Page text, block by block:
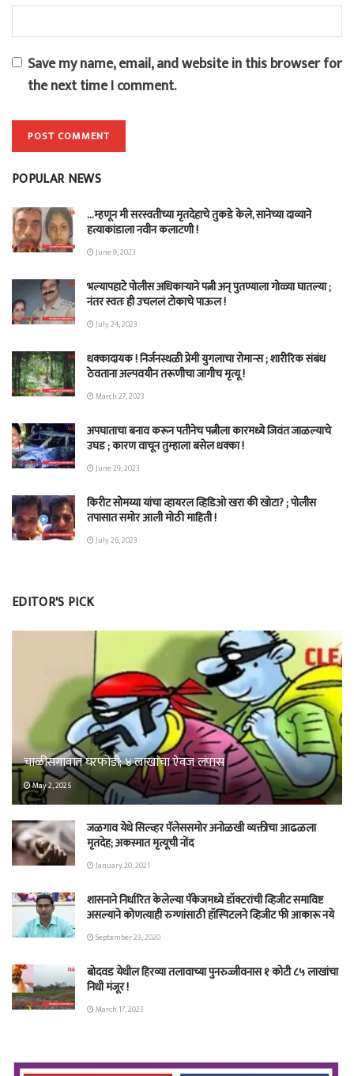
Save my name, email, and website in this browser for
the next time I comment.
POPULAR NEWS
…म्हणून मी सरस्वतीच्या मृतदेहाचे तुकडे केले, सानेच्या दाव्याने
हत्याकांडाला नवीन कलाटणी !
June 9, 2023
भल्यापहाटे पोलीस अधिकाऱ्याने पत्नी अन् पुतण्याला गोळ्या घातल्या ;
नंतर स्वतः ही उचललं टोकाचे पाऊल !
July 24, 2023
धक्कादायक ! निर्जनस्थळी प्रेमी युगलाचा रोमान्स ; शारीरिक संबंध
ठेवताना अल्पवयीन तरूणीचा जागीच मृत्यू !
March 27, 2023
अपघाताचा बनाव करून पतीनेच‎ पत्नीला कारमध्ये जिवंत जाळल्याचे
उघड ; कारण वाचून तुम्हाला बसेल धक्का !
June 29, 2023
किरीट सोमय्या यांचा व्हायरल व्हिडिओ खरा की खोटा? ; पोलीस
तपासात समोर आली मोठी माहिती !
July 26, 2023
EDITOR'S PICK
चाळीसगावात घरफोडी; ४ लाखांचा ऐवज लंपास
May 2, 2025
जळगाव येथे सिल्व्हर पॅलेससमोर अनोळखी व्यक्तीचा आढळला
मृतदेह; अकस्मात मृत्यूची नोंद
January 20, 2021
शासनाने निर्धारित केलेल्या पॅकेजमध्ये डॉक्टरांची व्हिजीट समाविष्ट
असल्याने कोणत्याही रुग्णांसाठी हॉस्पिटलने व्हिजीट फी आकारू नये
September 23, 2020
बोदवड येथील हिरव्या तलावाच्या पुनरुज्जीवनास १ कोटी ८५ लाखांचा
निधी मंजूर !
March 17, 2023